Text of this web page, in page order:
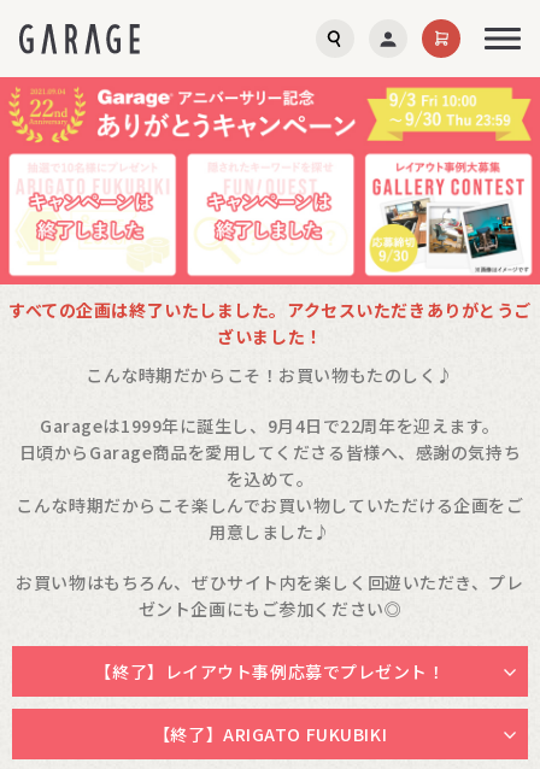
すべての企画は終了いたしました。アクセスいただきありがとうご
ざいました！
こんな時期だからこそ！お買い物もたのしく♪
Garageは1999年に誕生し、9月4日で22周年を迎えます。
日頃からGarage商品を愛用してくださる皆様へ、感謝の気持ち
を込めて。
こんな時期だからこそ楽しんでお買い物していただける企画をご
用意しました♪
お買い物はもちろん、ぜひサイト内を楽しく回遊いただき、プレ
ゼント企画にもご参加ください◎
【終了】レイアウト事例応募でプレゼント！
【終了】ARIGATO FUKUBIKI